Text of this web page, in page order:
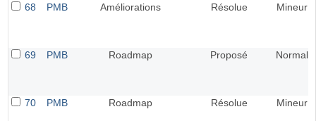
68 PMB Améliorations Résolue Mineur
69 PMB Roadmap Proposé Normal
70 PMB Roadmap Résolue Mineur